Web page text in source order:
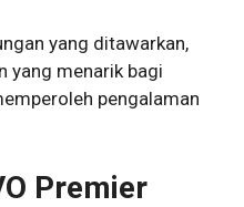
yang ditawarkan,
yang menarik bagi
pengalaman
Premier